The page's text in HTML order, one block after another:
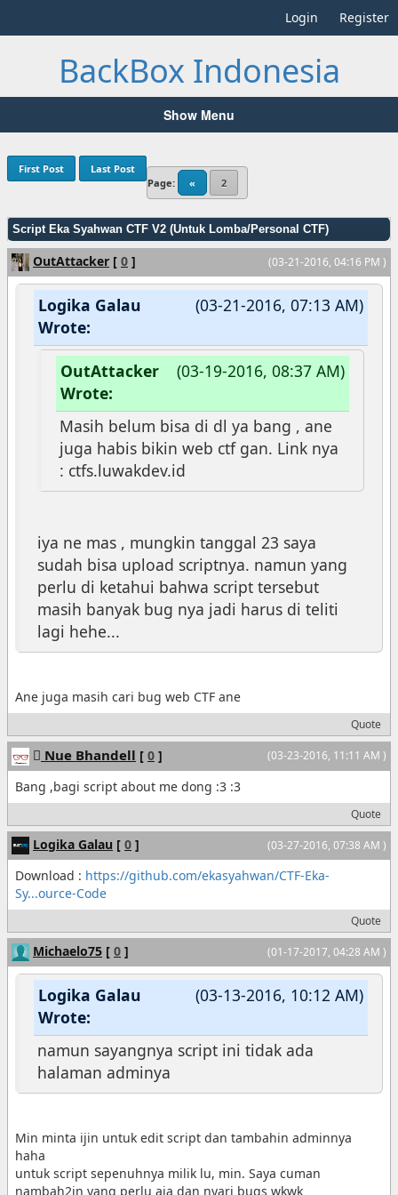
Login Register
BackBox Indonesia
Show Menu
Page: « 2
First Post Last Post
Script Eka Syahwan CTF V2 (Untuk Lomba/Personal CTF)
(03-21-2016, 04:16 PM )
OutAttacker [ 0 ]
(03-21-2016, 07:13 AM)
Logika Galau
Wrote:
(03-19-2016, 08:37 AM)
OutAttacker
Wrote:
Masih belum bisa di dl ya bang , ane
juga habis bikin web ctf gan. Link nya
: ctfs.luwakdev.id
iya ne mas , mungkin tanggal 23 saya
sudah bisa upload scriptnya. namun yang
perlu di ketahui bahwa script tersebut
masih banyak bug nya jadi harus di teliti
lagi hehe...
Ane juga masih cari bug web CTF ane
Quote
(03-23-2016, 11:11 AM )
Nue Bhandell [ 0 ]
Bang ,bagi script about me dong :3 :3
Quote
(03-27-2016, 07:38 AM )
Logika Galau [ 0 ]
Download : https://github.com/ekasyahwan/CTF-Eka-
Sy...ource-Code
Quote
(01-17-2017, 04:28 AM )
Michaelo75 [ 0 ]
(03-13-2016, 10:12 AM)
Logika Galau
Wrote:
namun sayangnya script ini tidak ada
halaman adminya
Min minta ijin untuk edit script dan tambahin adminnya
haha
untuk script sepenuhnya milik lu, min. Saya cuman
nambah2in yang perlu aja dan nyari bugs wkwk